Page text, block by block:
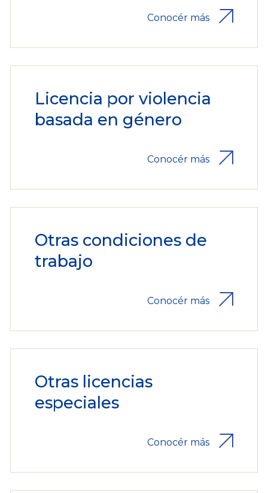
Conocér más
Licencia por violencia
basada en género
Conocér más
Otras condiciones de
trabajo
Conocér más
Otras licencias
especiales
Conocér más